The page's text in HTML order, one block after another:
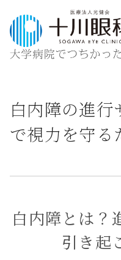
白内障の進行
で視力を守る
白内障とは？
引き起